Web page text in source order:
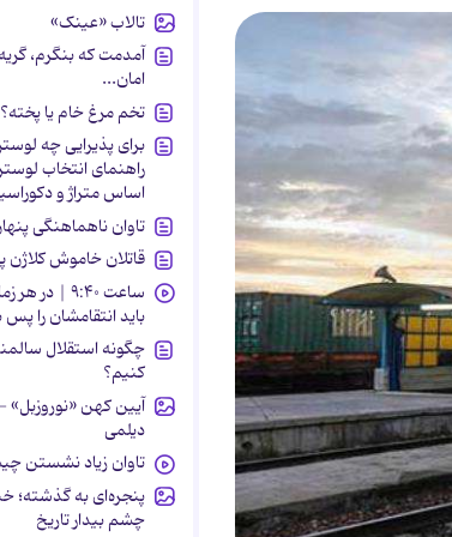
تالاب «عینک»
آمدمت که بنگرم،
امان...
تخم مرغ خام یا پخته؟
برای پذیرایی چه
راهنمای انتخاب
اساس متراژ و
تاوان ناهماهنگی
قاتلان خاموش
ساعت ۹:۴۰ |
باید انتقامشان را
چگونه استقلال
کنیم؟
دیلمی
تاوان زیاد نشستن
پنجره‌ای به گذشته؛
چشم بیدار تاریخ